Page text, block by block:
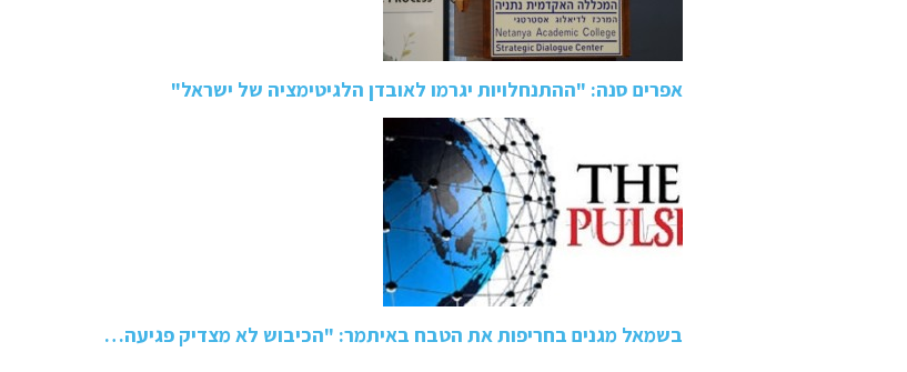
אפרים סנה: "ההתנחלויות יגרמו לאובדן הלגיטימציה של ישראל"
בשמאל מגנים בחריפות את הטבח באיתמר: "הכיבוש לא מצדיק פגיעה…